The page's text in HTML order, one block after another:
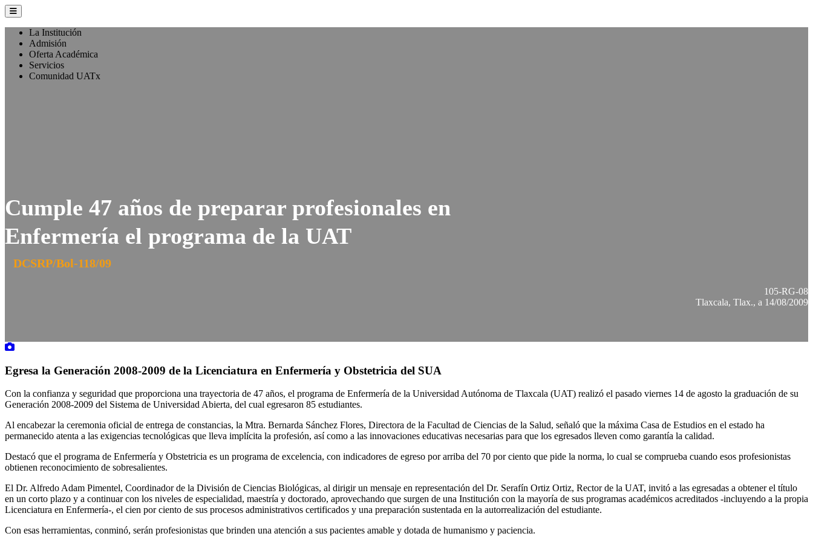
La Institución
Admisión
Oferta Académica
Servicios
Comunidad UATx
Cumple 47 años de preparar profesionales en
Enfermería el programa de la UAT
DCSRP/Bol-118/09
105-RG-08
Tlaxcala, Tlax., a 14/08/2009
Egresa la Generación 2008-2009 de la Licenciatura en Enfermería y Obstetricia del SUA
Con la confianza y seguridad que proporciona una trayectoria de 47 años, el programa de Enfermería de la Universidad Autónoma de Tlaxcala (UAT) realizó el pasado viernes 14 de agosto la graduación de su
Generación 2008-2009 del Sistema de Universidad Abierta, del cual egresaron 85 estudiantes.
Al encabezar la ceremonia oficial de entrega de constancias, la Mtra. Bernarda Sánchez Flores, Directora de la Facultad de Ciencias de la Salud, señaló que la máxima Casa de Estudios en el estado ha
permanecido atenta a las exigencias tecnológicas que lleva implícita la profesión, así como a las innovaciones educativas necesarias para que los egresados lleven como garantía la calidad.
Destacó que el programa de Enfermería y Obstetricia es un programa de excelencia, con indicadores de egreso por arriba del 70 por ciento que pide la norma, lo cual se comprueba cuando esos profesionistas
obtienen reconocimiento de sobresalientes.
El Dr. Alfredo Adam Pimentel, Coordinador de la División de Ciencias Biológicas, al dirigir un mensaje en representación del Dr. Serafín Ortiz Ortiz, Rector de la UAT, invitó a las egresadas a obtener el título
en un corto plazo y a continuar con los niveles de especialidad, maestría y doctorado, aprovechando que surgen de una Institución con la mayoría de sus programas académicos acreditados -incluyendo a la propia
Licenciatura en Enfermería-, el cien por ciento de sus procesos administrativos certificados y una preparación sustentada en la autorrealización del estudiante.
Con esas herramientas, conminó, serán profesionistas que brinden una atención a sus pacientes amable y dotada de humanismo y paciencia.